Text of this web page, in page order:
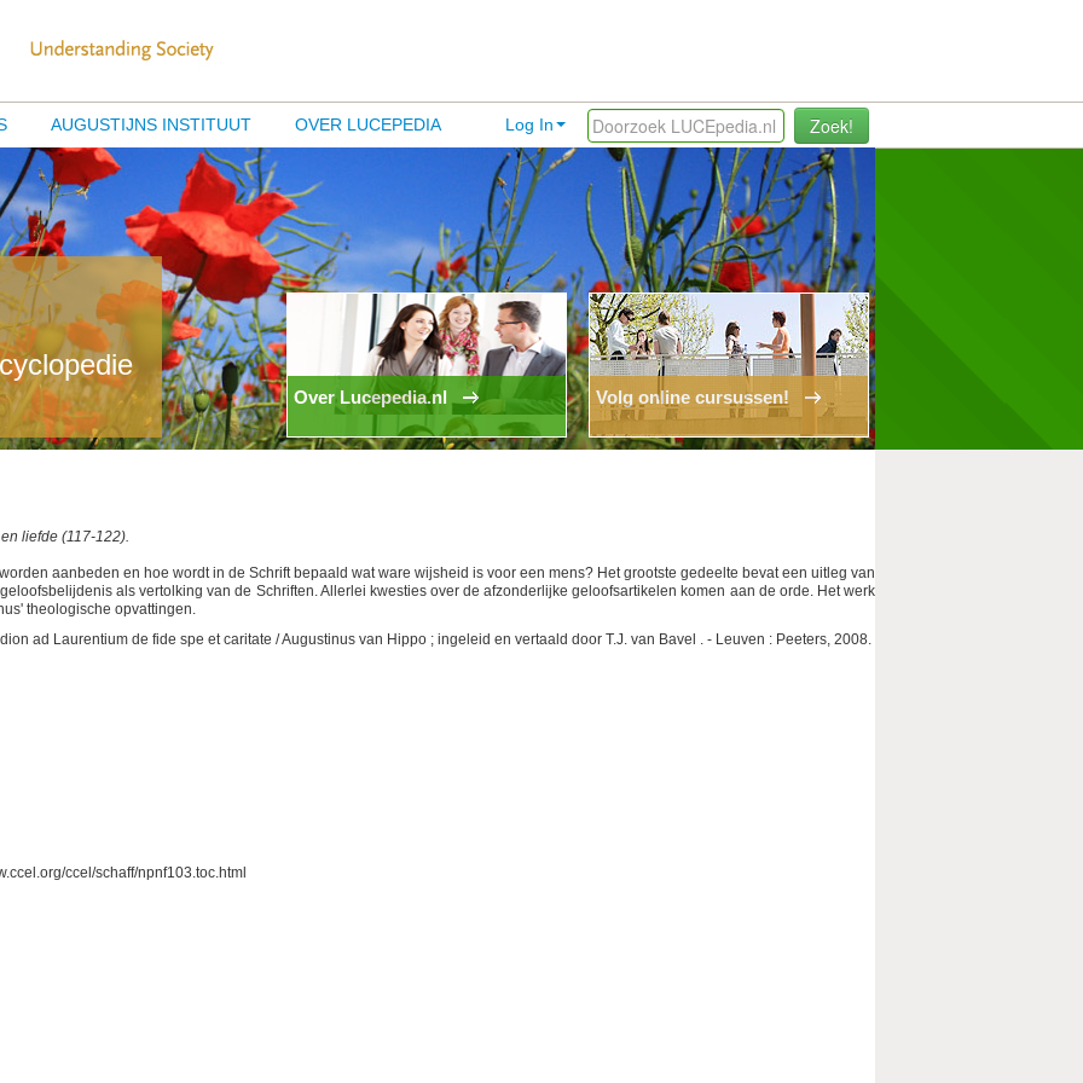
Zoek!
Log In
AUGUSTIJNS INSTITUUT OVER LUCEPEDIA
Volg online cursussen!
Over Lucepedia.nl
liefde (117-122).
aanbeden en hoe wordt in de Schrift bepaald wat ware wijsheid is voor een mens? Het grootste gedeelte bevat een uitleg van
als vertolking van de Schriften. Allerlei kwesties over de afzonderlijke geloofsartikelen komen aan de orde. Het werk
theologische opvattingen.
ad Laurentium de fide spe et caritate / Augustinus van Hippo ; ingeleid en vertaald door T.J. van Bavel . - Leuven : Peeters, 2008.
ccel/schaff/npnf103.toc.html